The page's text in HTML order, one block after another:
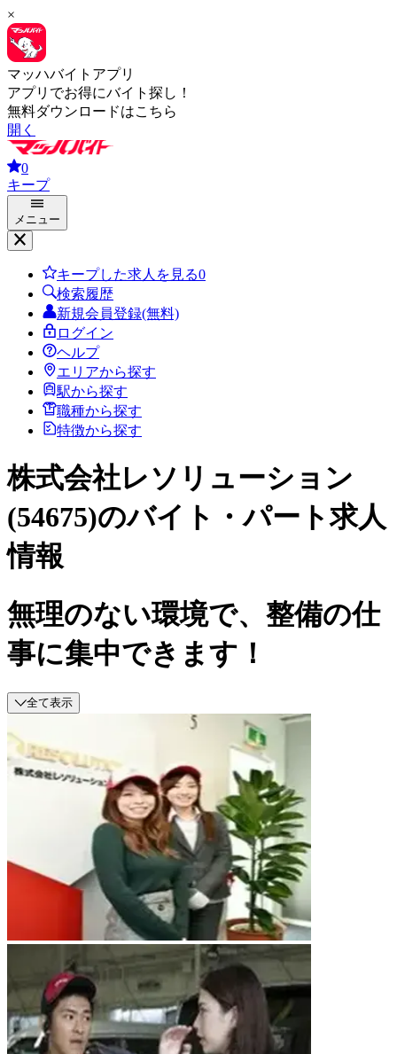
×
マッハバイトアプリ
アプリでお得にバイト探し！
無料ダウンロードはこちら
開く
0
キープ
メニュー
キープした求人を見る0
検索履歴
新規会員登録(無料)
ログイン
ヘルプ
エリアから探す
駅から探す
職種から探す
特徴から探す
株式会社レソリューション
(54675)のバイト・パート求人
情報
無理のない環境で、整備の仕
事に集中できます！
全て表示